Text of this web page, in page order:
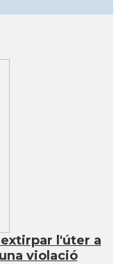
l'úter a
violació